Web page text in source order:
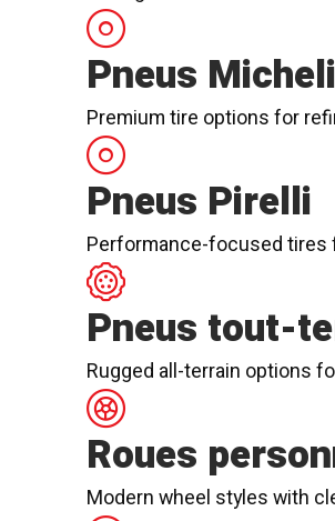
Pneus
Premium tire options for
Pneus Pirelli
Performance-focused tires
Pneus tout-
Rugged all-terrain options
Roues
Modern wheel styles with